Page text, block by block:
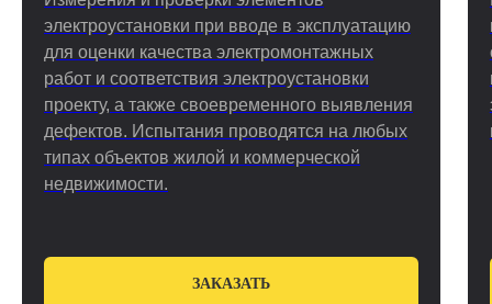
электроустановки при вводе в эксплуатацию
для оценки качества электромонтажных
работ и соответствия электроустановки
проекту, а также своевременного выявления
дефектов. Испытания проводятся на любых
типах объектов жилой и коммерческой
недвижимости.
ЗАКАЗАТЬ